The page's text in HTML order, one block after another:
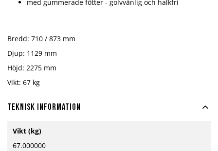
med gummerade fötter - golvvänlig och halkfri
Bredd: 710 / 873 mm
Djup: 1129 mm
Höjd: 2275 mm
Vikt: 67 kg
Teknisk information
information
Vikt (kg)
67.000000